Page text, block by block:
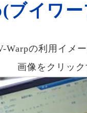
ブイワー
Warpの利用イメ
画像をクリッ